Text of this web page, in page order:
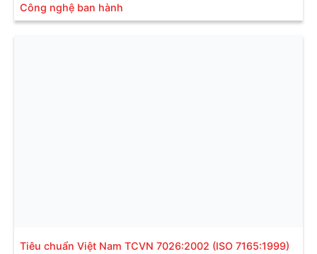
Công nghệ ban hành
Tiêu chuẩn Việt Nam TCVN 7026:2002 (ISO 7165:1999)